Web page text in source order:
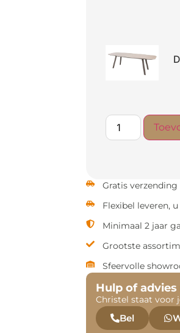
Gratis
Flexibel leveren,
Minimaal 2 jaar
Grootste
Sfeervolle
Hulp of
Christel staat voor
Bel